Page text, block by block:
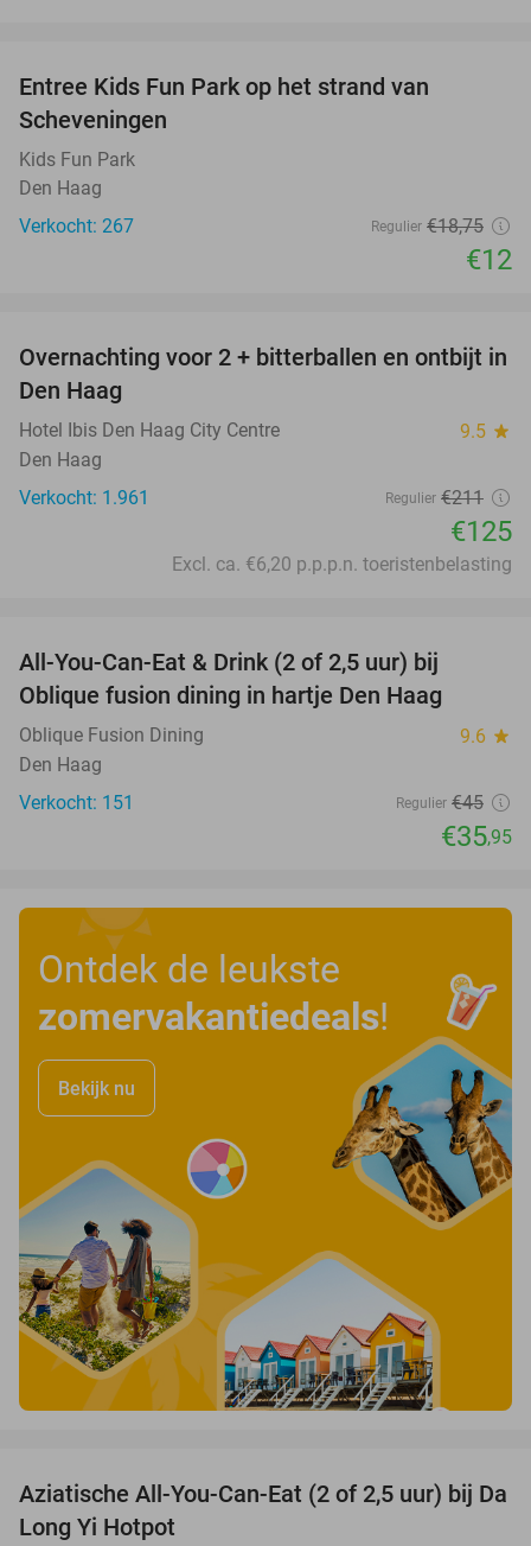
Entree Kids Fun Park op het strand van
Scheveningen
Kids Fun Park
Den Haag
Verkocht: 267
Regulier €18,75
€12
41%
Overnachting voor 2 + bitterballen en ontbijt in
Den Haag
Hotel Ibis Den Haag City Centre 9.5 star
Den Haag
Verkocht: 1.961
Regulier €211
€125
Excl. ca. €6,20 p.p.p.n. toeristenbelasting
All-You-Can-Eat & Drink (2 of 2,5 uur) bij
Oblique fusion dining in hartje Den Haag
Oblique Fusion Dining 9.6 star
Den Haag
Verkocht: 151
Regulier €45
€35,95
Ontdek de leukste
zomervakantiedeals!
Bekijk nu
30%
Aziatische All-You-Can-Eat (2 of 2,5 uur) bij Da
Long Yi Hotpot